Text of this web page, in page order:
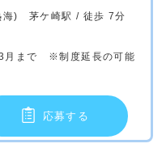
海) 茅ケ崎駅 / 徒歩 7分
月まで ※制度延長の可能
応募する